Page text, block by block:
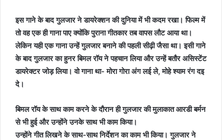
इस गाने के बाद गुलजार ने डायरेक्शन की दुनिया में भी कदम रखा। फिल्म में
तो वह एक ही गाना पाए क्योंकि पुराना गीतकार तब वापस लौट आया था।
लेकिन यही एक गाना उन्हें गुलजार बनाने की पहली सीढ़ी जैसा था। इसी गाने
के बाद गुलजार का हुनर बिमल रॉय ने पहचान लिया और उन्हें बतौर असिस्टेंट
डायरेक्टर जोड़ लिया। वो गाना था- मोरा गोरा अंग लई ले, मोहे श्याम रंग दइ
दे।
बिमल रॉय के साथ काम करने के दौरान ही गुलजार की मुलाकात आरडी बर्मन
से भी हुई और उन्होंने उनके साथ भी काम किया।
उन्होंने गीत लिखने के साथ-साथ निर्देशन का काम भी किया। गुलजार ने